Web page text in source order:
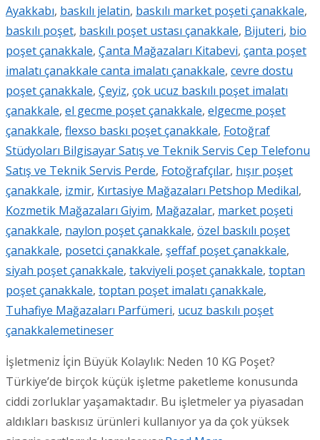
Ayakkabı, baskılı jelatin, baskılı market poşeti çanakkale,
baskılı poşet, baskılı poşet ustası çanakkale, Bijuteri, bio
poşet çanakkale, Çanta Mağazaları Kitabevi, çanta poşet
imalatı çanakkale canta imalatı çanakkale, cevre dostu
poşet çanakkale, Çeyiz, çok ucuz baskılı poşet imalatı
çanakkale, el gecme poşet çanakkale, elgecme poşet
çanakkale, flexso baskı poşet çanakkale, Fotoğraf
Stüdyoları Bilgisayar Satış ve Teknik Servis Cep Telefonu
Satış ve Teknik Servis Perde, Fotoğrafçılar, hışır poşet
çanakkale, izmir, Kırtasiye Mağazaları Petshop Medikal,
Kozmetik Mağazaları Giyim, Mağazalar, market poşeti
çanakkale, naylon poşet çanakkale, özel baskılı poşet
çanakkale, posetci çanakkale, şeffaf poşet çanakkale,
siyah poşet çanakkale, takviyeli poşet çanakkale, toptan
poşet çanakkale, toptan poşet imalatı çanakkale,
Tuhafiye Mağazaları Parfümeri, ucuz baskılı poşet
çanakkalemetineser
İşletmeniz İçin Büyük Kolaylık: Neden 10 KG Poşet?
Türkiye’de birçok küçük işletme paketleme konusunda
ciddi zorluklar yaşamaktadır. Bu işletmeler ya piyasadan
aldıkları baskısız ürünleri kullanıyor ya da çok yüksek